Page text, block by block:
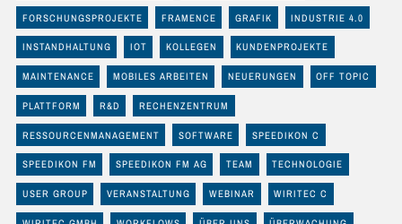
FORSCHUNGSPROJEKTE FRAMENCE GRAFIK INDUSTRIE 4.0
INSTANDHALTUNG IOT KOLLEGEN KUNDENPROJEKTE
MAINTENANCE MOBILES ARBEITEN NEUERUNGEN OFF TOPIC
PLATTFORM R&D RECHENZENTRUM
RESSOURCENMANAGEMENT SOFTWARE SPEEDIKON C
SPEEDIKON FM SPEEDIKON FM AG TEAM TECHNOLOGIE
USER GROUP VERANSTALTUNG WEBINAR WIRITEC C